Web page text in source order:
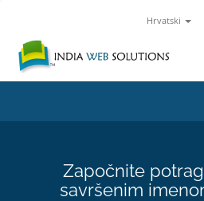
Hrvatski
Započnite
savršenim